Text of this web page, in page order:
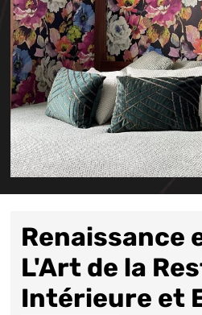
Renaissance
L'Art de la
Intérieure et